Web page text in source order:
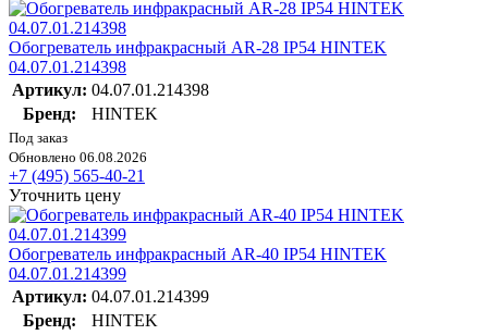
Обогреватель инфракрасный AR-28 IP54 HINTEK
04.07.01.214398
Артикул: 04.07.01.214398
Бренд:
HINTEK
Под заказ
Обновлено 06.08.2026
+7 (495) 565-40-21
Уточнить цену
Обогреватель инфракрасный AR-40 IP54 HINTEK
04.07.01.214399
Артикул: 04.07.01.214399
Бренд:
HINTEK